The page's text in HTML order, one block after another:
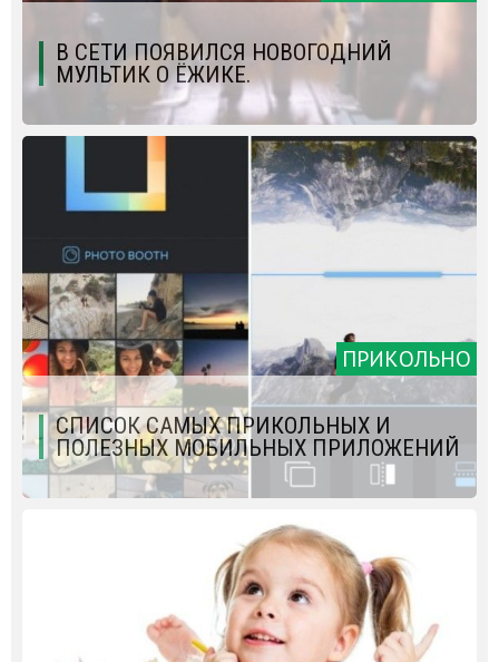
В СЕТИ ПОЯВИЛСЯ НОВОГОДНИЙ
МУЛЬТИК О ЁЖИКЕ.
ПРИКОЛЬНО
СПИСОК САМЫХ ПРИКОЛЬНЫХ И
ПОЛЕЗНЫХ МОБИЛЬНЫХ ПРИЛОЖЕНИЙ